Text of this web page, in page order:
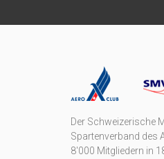
Der Schweizerische
Spartenverband des
8'000 Mitgliedern in